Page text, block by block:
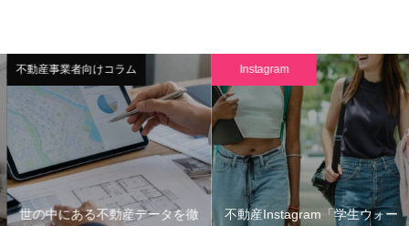
不動産事業者向けコラム
世の中にある不動産データを徹
Instagram
不動産Instagram「学生ウォー